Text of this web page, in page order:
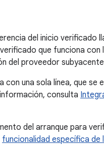
del inicio verificado
que funciona
del proveedor
una sola línea, que se
consulta
del arranque para
funcionalidad específica